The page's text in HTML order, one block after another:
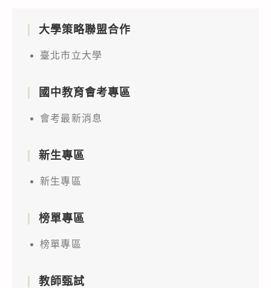
大學策略聯盟合作
臺北市立大學
國中教育會考專區
會考最新消息
新生專區
新生專區
榜單專區
榜單專區
教師甄試